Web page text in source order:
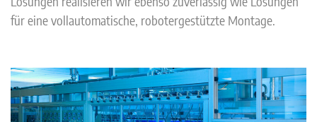
für eine vollautomatische, robotergestützte Montage.